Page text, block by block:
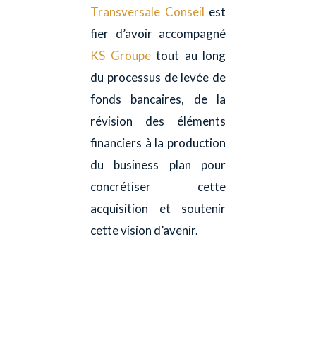
Transversale Conseil est
fier d’avoir accompagné
KS Groupetout au long
du processus de levée de
fonds bancaires, de la
révision des éléments
financiers à la production
du business plan pour
concrétiser cette
acquisition et soutenir
cette vision d’avenir.